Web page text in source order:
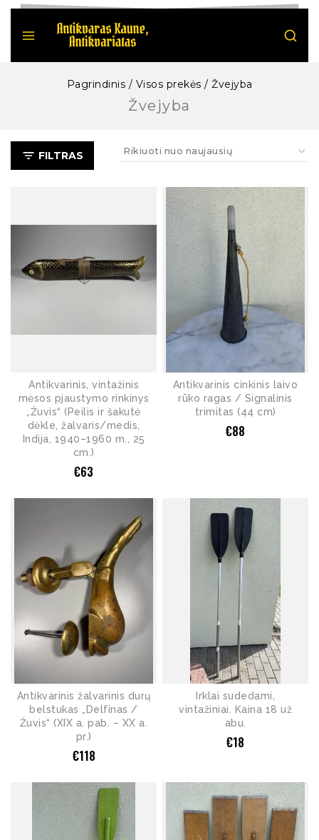
Pagrindinis / Visos prekės / Žvejyba
Žvejyba
FILTRAS
Antikvarinis, vintažinis
mėsos pjaustymo rinkinys
„Žuvis“ (Peilis ir šakutė
dėkle, žalvaris/medis,
Indija, 1940–1960 m., 25
cm.)
€63
Antikvarinis cinkinis laivo
rūko ragas / Signalinis
trimitas (44 cm)
€88
Antikvarinis žalvarinis durų
belstukas „Delfinas /
Žuvis“ (XIX a. pab. – XX a.
pr.)
€118
Irklai sudedami,
vintažiniai. Kaina 18 už
abu.
€18